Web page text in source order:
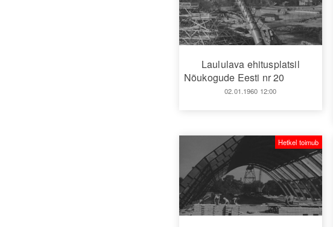
Laululava ehitusplatsil
Nõukogude Eesti nr 20
02.01.1960 12:00
Hetkel toimub